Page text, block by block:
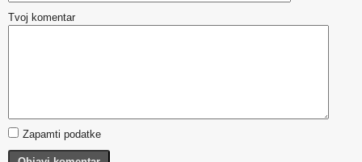
Tvoj komentar
Zapamti podatke